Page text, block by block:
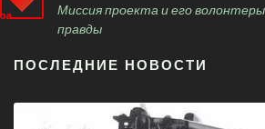
Миссия проекта и его волонтеры
правды
ПОСЛЕДНИЕ НОВОСТИ